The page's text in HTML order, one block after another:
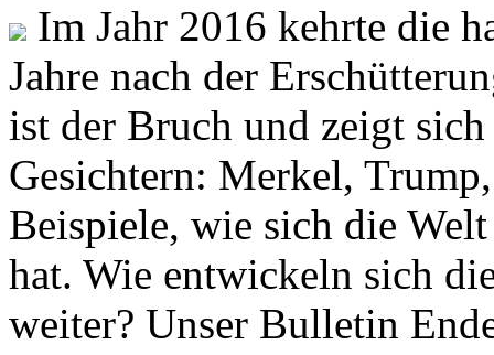
Im Jahr 2016 kehrte die
Jahre nach der
ist der Bruch und zeigt
Gesichtern: Merkel,
Beispiele, wie sich die
hat. Wie entwickeln sich
weiter? Unser Bulletin